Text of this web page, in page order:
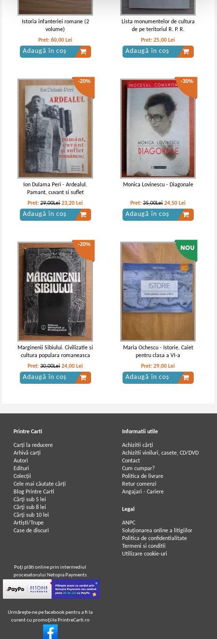
Istoria infanteriei romane (2
volume)
Pret:60,00 Lei
Adaugă în coș
Lista monumentelor de cultura
de pe teritoriul R. P. R.
Pret:25,00 Lei
Adaugă în coș
-20%
Ion Dulama Peri - Ardealul.
Pamant, cuvant si suflet
romanesc
Pret:29,00Lei 23,20 Lei
Adaugă în coș
-30%
Monica Lovinescu - Diagonale
Pret:35,00Lei 24,50 Lei
Adaugă în coș
-20%
Marginenii Sibiului. Civilizatie si
cultura populara romaneasca
Pret:30,00Lei 24,00 Lei
Adaugă în coș
Maria Ochescu - Istorie. Caiet
pentru clasa a VI-a
Pret:29,00 Lei
Adaugă în coș
Printre Carti
Carți la reducere
Arhivă carți
Autori
Edituri
Colecții
Cele mai căutate cărți
Blog Printre Carti
Cărţi sub 5 lei
Cărţi sub 8 lei
Cărţi sub 10 lei
Artiști/Trupe
Case de discuri
Informatii utile
Achizitii cărți
Achizitii viniluri, casete, CD/DVD
Contact
Cum cumpar?
Politica de livrare
Retur comenzi
Angajari - Cariere
Legal
ANPC
Soluționarea online a litigiilor
Politica de confidentialitate
Termeni si conditii
Utilizare cookie-uri
Poţi plăti online prin intermediul
procesatorului Netopia Payments
Urmăreşte-ne pe facebook pentru a fi la
curent cu promoţiile PrintreCarti.ro